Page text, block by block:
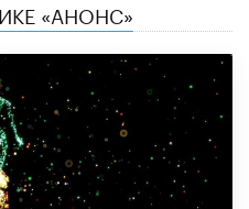
«АНОНС»